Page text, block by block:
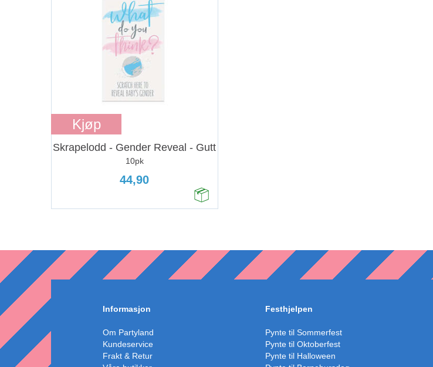
Kjøp
Skrapelodd - Gender Reveal - Gutt
10pk
44,90
Informasjon
Om Partyland
Kundeservice
Frakt & Retur
Festhjelpen
Pynte til Sommerfest
Pynte til Oktoberfest
Pynte til Halloween